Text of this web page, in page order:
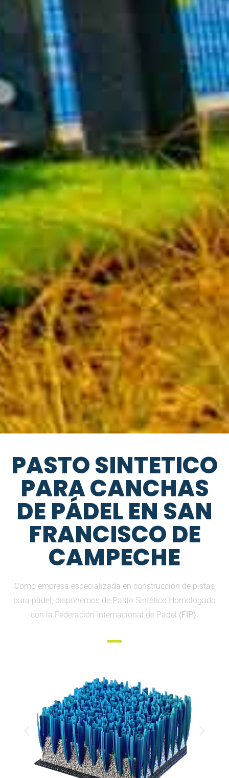
PASTO SINTETICO
PARA CANCHAS
DE PÁDEL EN SAN
FRANCISCO DE
CAMPECHE
Como empresa especializada en construcción de pistas
para pádel, disponemos de Pasto Sintético Homologado
con la Federación Internacional de Padel (FIP).